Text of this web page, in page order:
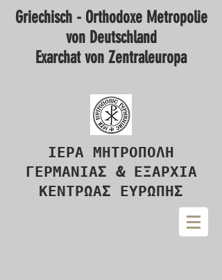
Griechisch - Orthodoxe Metropolie
von Deutschland
Exarchat von Zentraleuropa
ΙΕΡΑ ΜΗΤΡΟΠΟΛΗ
ΓΕΡΜΑΝΙΑΣ & ΕΞΑΡΧΙΑ
ΚΕΝΤΡΩΑΣ ΕΥΡΩΠΗΣ